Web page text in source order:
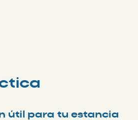
útil para tu estancia